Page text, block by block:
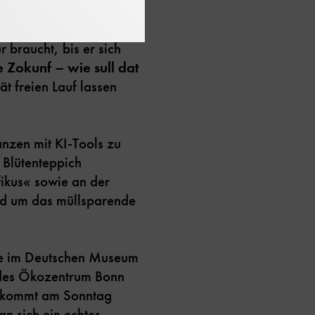
braucht, bis er sich
Zokunf – wie sull dat
freien Lauf lassen
mit KI-Tools zu
sowie an der
um das müllsparende
Deutschen Museum
Ökozentrum Bonn
am Sonntag